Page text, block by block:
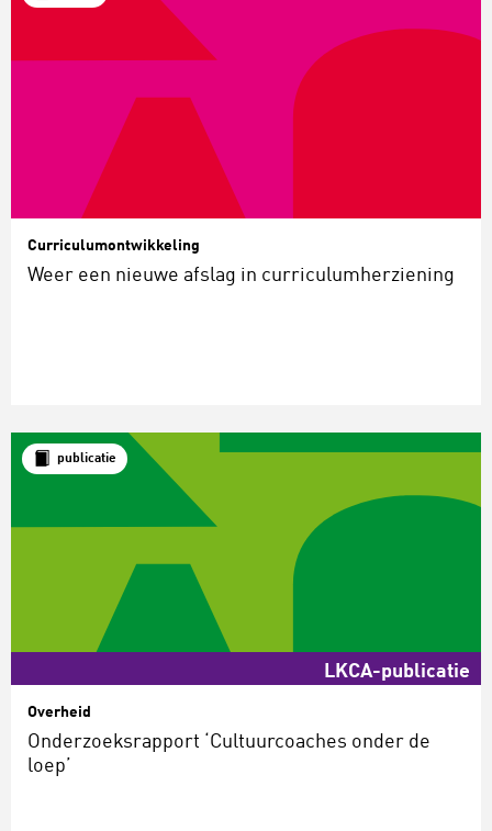
Curriculumontwikkeling
Weer een nieuwe afslag in curriculumherziening
publicatie
LKCA-publicatie
Overheid
Onderzoeksrapport ‘Cultuurcoaches onder de
loep’